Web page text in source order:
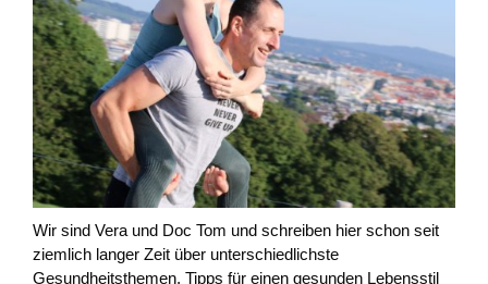
Wir sind Vera und Doc Tom und schreiben hier schon seit
ziemlich langer Zeit über unterschiedlichste
Gesundheitsthemen, Tipps für einen gesunden Lebensstil